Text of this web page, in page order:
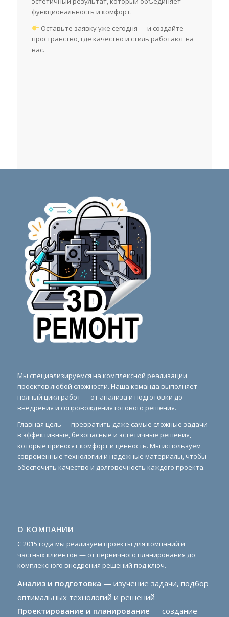
функциональность и комфорт.
Оставьте заявку уже сегодня — и создайте
пространство, где качество и стиль работают на
вас.
Мы специализируемся на комплексной реализации
проектов любой сложности. Наша команда выполняет
полный цикл работ — от анализа и подготовки до
внедрения и сопровождения готового решения.
Главная цель — превратить даже самые сложные задачи
в эффективные, безопасные и эстетичные решения,
которые приносят комфорт и ценность. Мы используем
современные технологии и надежные материалы, чтобы
обеспечить качество и долговечность каждого проекта.
О КОМПАНИИ
С 2015 года мы реализуем проекты для компаний и
частных клиентов — от первичного планирования до
комплексного внедрения решений под ключ.
Анализ и подготовка — изучение задачи, подбор
оптимальных технологий и решений
Проектирование и планирование — создание